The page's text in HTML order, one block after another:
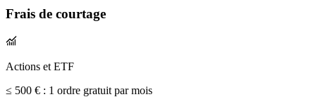
Frais de courtage
Actions et ETF
≤ 500 € : 1 ordre gratuit par mois